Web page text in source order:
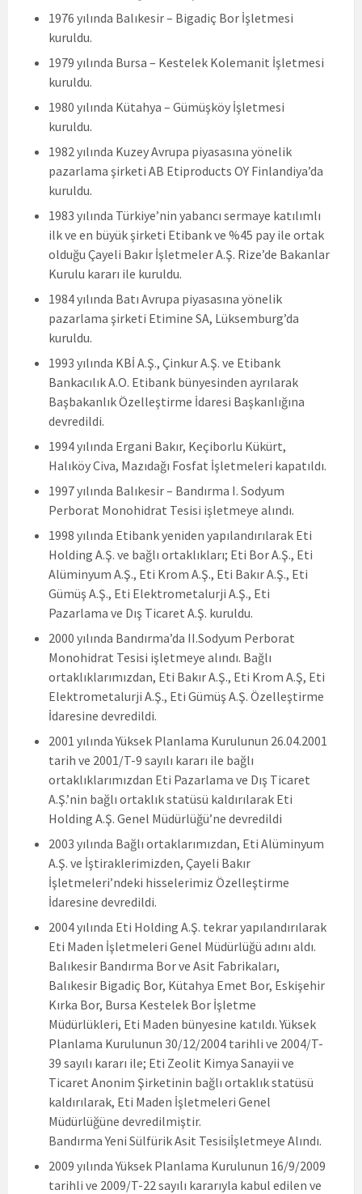
1976 yılında Balıkesir – Bigadiç Bor İşletmesi
kuruldu.
1979 yılında Bursa – Kestelek Kolemanit İşletmesi
kuruldu.
1980 yılında Kütahya – Gümüşköy İşletmesi
kuruldu.
1982 yılında Kuzey Avrupa piyasasına yönelik
pazarlama şirketi AB Etiproducts OY Finlandiya’da
kuruldu.
1983 yılında Türkiye’nin yabancı sermaye katılımlı
ilk ve en büyük şirketi Etibank ve %45 pay ile ortak
olduğu Çayeli Bakır İşletmeler A.Ş. Rize’de Bakanlar
Kurulu kararı ile kuruldu.
1984 yılında Batı Avrupa piyasasına yönelik
pazarlama şirketi Etimine SA, Lüksemburg’da
kuruldu.
1993 yılında KBİ A.Ş., Çinkur A.Ş. ve Etibank
Bankacılık A.O. Etibank bünyesinden ayrılarak
Başbakanlık Özelleştirme İdaresi Başkanlığına
devredildi.
1994 yılında Ergani Bakır, Keçiborlu Kükürt,
Halıköy Civa, Mazıdağı Fosfat İşletmeleri kapatıldı.
1997 yılında Balıkesir – Bandırma I. Sodyum
Perborat Monohidrat Tesisi işletmeye alındı.
1998 yılında Etibank yeniden yapılandırılarak Eti
Holding A.Ş. ve bağlı ortaklıkları; Eti Bor A.Ş., Eti
Alüminyum A.Ş., Eti Krom A.Ş., Eti Bakır A.Ş., Eti
Gümüş A.Ş., Eti Elektrometalurji A.Ş., Eti
Pazarlama ve Dış Ticaret A.Ş. kuruldu.
2000 yılında Bandırma’da II.Sodyum Perborat
Monohidrat Tesisi işletmeye alındı. Bağlı
ortaklıklarımızdan, Eti Bakır A.Ş., Eti Krom A.Ş, Eti
Elektrometalurji A.Ş., Eti Gümüş A.Ş. Özelleştirme
İdaresine devredildi.
2001 yılında Yüksek Planlama Kurulunun 26.04.2001
tarih ve 2001/T-9 sayılı kararı ile bağlı
ortaklıklarımızdan Eti Pazarlama ve Dış Ticaret
A.Ş.’nin bağlı ortaklık statüsü kaldırılarak Eti
Holding A.Ş. Genel Müdürlüğü’ne devredildi
2003 yılında Bağlı ortaklarımızdan, Eti Alüminyum
A.Ş. ve İştiraklerimizden, Çayeli Bakır
İşletmeleri’ndeki hisselerimiz Özelleştirme
İdaresine devredildi.
2004 yılında Eti Holding A.Ş. tekrar yapılandırılarak
Eti Maden İşletmeleri Genel Müdürlüğü adını aldı.
Balıkesir Bandırma Bor ve Asit Fabrikaları,
Balıkesir Bigadiç Bor, Kütahya Emet Bor, Eskişehir
Kırka Bor, Bursa Kestelek Bor İşletme
Müdürlükleri, Eti Maden bünyesine katıldı. Yüksek
Planlama Kurulunun 30/12/2004 tarihli ve 2004/T-
39 sayılı kararı ile; Eti Zeolit Kimya Sanayii ve
Ticaret Anonim Şirketinin bağlı ortaklık statüsü
kaldırılarak, Eti Maden İşletmeleri Genel
Müdürlüğüne devredilmiştir.
Bandırma Yeni Sülfürik Asit Tesisiİşletmeye Alındı.
2009 yılında Yüksek Planlama Kurulunun 16/9/2009
tarihli ve 2009/T-22 sayılı kararıyla kabul edilen ve